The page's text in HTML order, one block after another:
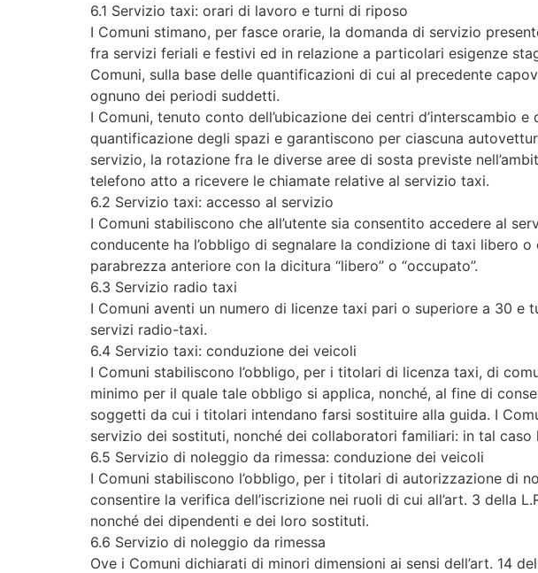
6.1 Servizio taxi: orari di lavoro e turni di riposo
I Comuni stimano, per fasce orarie, la domanda di servizio
fra servizi feriali e festivi ed in relazione a particolari esigenze
Comuni, sulla base delle quantificazioni di cui al precedente
ognuno dei periodi suddetti.
I Comuni, tenuto conto dell’ubicazione dei centri d’interscambio
quantificazione degli spazi e garantiscono per ciascuna
servizio, la rotazione fra le diverse aree di sosta previste
telefono atto a ricevere le chiamate relative al servizio taxi.
6.2 Servizio taxi: accesso al servizio
I Comuni stabiliscono che all’utente sia consentito accedere al
conducente ha l’obbligo di segnalare la condizione di taxi libero
parabrezza anteriore con la dicitura “libero” o “occupato”.
6.3 Servizio radio taxi
I Comuni aventi un numero di licenze taxi pari o superiore a 30
servizi radio-taxi.
6.4 Servizio taxi: conduzione dei veicoli
I Comuni stabiliscono l’obbligo, per i titolari di licenza taxi, di
minimo per il quale tale obbligo si applica, nonché, al fine di
soggetti da cui i titolari intendano farsi sostituire alla guida. I
servizio dei sostituti, nonché dei collaboratori familiari: in tal caso
6.5 Servizio di noleggio da rimessa: conduzione dei veicoli
I Comuni stabiliscono l’obbligo, per i titolari di autorizzazione di
consentire la verifica dell’iscrizione nei ruoli di cui all’art. 3 della
nonché dei dipendenti e dei loro sostituti.
6.6 Servizio di noleggio da rimessa
Ove i Comuni dichiarati di minori dimensioni ai sensi dell’art. 14